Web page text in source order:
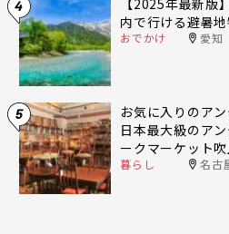
4
内で行ける避暑
おでかけ 愛知
5
お気に入りのア
日本最大級のア
ークマーケット吹
暮らし 名古